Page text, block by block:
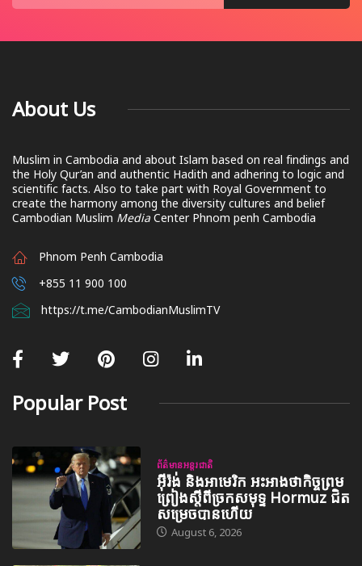
About Us
Muslim in Cambodia and about Islam based on real findings and
the Holy Qur’an and authentic Hadith and adhering to logic and
scientific facts. Also to take part with Royal Government to
create the harmony among the diversity cultures and belief
Cambodian Muslim Media Center Phnom penh Cambodia
Phnom Penh Cambodia
+855 11 900 100
https://t.me/CambodianMuslimTV
Popular Post
ព័ត៌មានអន្តរជាតិ
អ៊ីរ៉ង់ និងអាមេរិក អះអាងថាកិច្ចព្រម
ព្រៀងស្តីពីច្រកសមុទ្ទ Hormuz ជិត
សម្រេចបានហើយ
August 6, 2026